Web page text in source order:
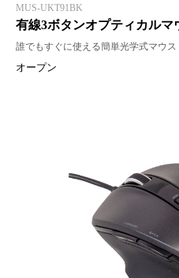
MUS-UKT91BK
有線3ボタンオプティカル
誰でもすぐに使える簡単光学式マウス
オープン